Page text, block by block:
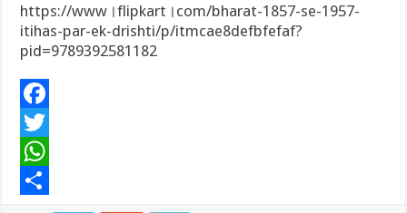
https://www।flipkart।com/bharat-1857-se-1957-
itihas-par-ek-drishti/p/itmcae8defbfefaf?
pid=9789392581182
F
a
c
T
w
W